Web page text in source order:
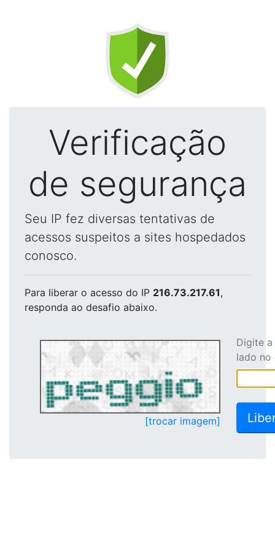
Verificação
de segurança
Seu IP fez diversas tentativas de
acessos suspeitos a sites hospedados
conosco.
Para liberar o acesso do IP 216.73.217.61,
responda ao desafio abaixo.
[trocar imagem]
Digite
lado no